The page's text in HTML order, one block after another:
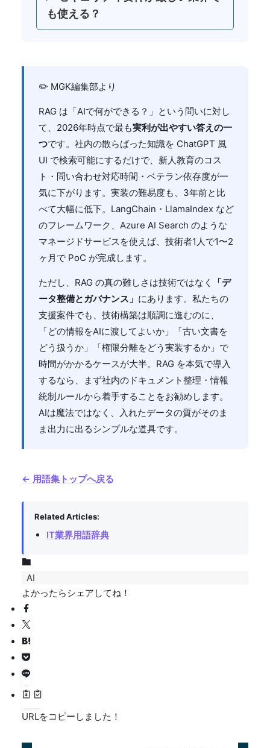
も使える？
✏️ MGK編集部より
RAG は「AIで何ができる？」という問いに対し
て、2026年時点で最も実利が出やすい答えの一
つです。社内の散らばった知識を ChatGPT 風
UI で検索可能にするだけで、新人教育のコス
ト・問い合わせ対応時間・ベテラン依存度が一
気に下がります。実装の難易度も、3年前と比
べて大幅に低下。LangChain・LlamaIndex など
のフレームワーク、Azure AI Search のような
マネージドサービスを使えば、技術者1人で1〜2
ヶ月で PoC が完成します。
ただし、RAG の真の難しさは技術ではなく
「デ
ータ整備とガバナンス」 にあります。私たちの
支援案件でも、技術構築は順調に進むのに、
「どの情報をAIに渡してよいか」「古い文書を
どう扱うか」「権限分離をどう実装するか」で
時間がかかるケースが大半。RAG を本気で導入
するなら、まず社内のドキュメント整理・情報
統制ルールから着手することをお勧めします。
AIは魔法ではなく、入れたデータの質がそのま
ま出力に出るシンプルな道具です。
← 用語集トップへ戻る
Related Articles:
IT業界用語辞典
AI
よかったらシェアしてね！
URLをコピーしました！